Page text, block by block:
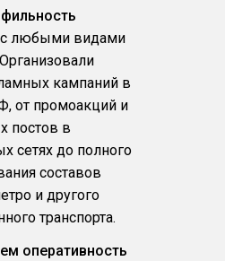
с любыми видами
кампаний в
от промоакций и
постов в
сетях до полного
составов
и другого
транспорта.
оперативность